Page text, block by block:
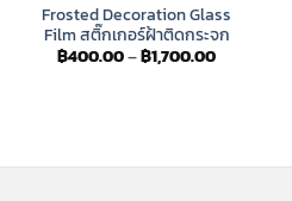
Frosted Decoration Glass
Film สติ๊กเกอร์ฝ้าติดกระจก
฿400.00–฿1,700.00Price